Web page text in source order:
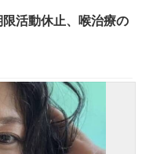
活動休止、喉治療の